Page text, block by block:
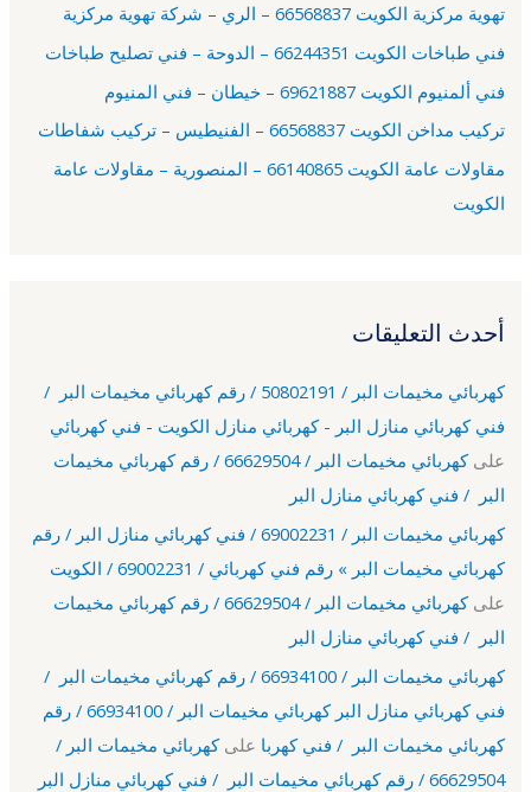
ن
:
تهوية مركزية الكويت 66568837 – الري – شركة تهوية مركزية
فني طباخات الكويت 66244351 – الدوحة – فني تصليح طباخات
فني ألمنيوم الكويت 69621887 – خيطان – فني المنيوم
تركيب مداخن الكويت 66568837 – الفنيطيس – تركيب شفاطات
مقاولات عامة الكويت 66140865 – المنصورية – مقاولات عامة
الكويت
أحدث التعليقات
كهربائي مخيمات البر / 50802191 / رقم كهربائي مخيمات البر /
فني كهربائي منازل البر - كهربائي منازل الكويت - فني كهربائي
على
كهربائي مخيمات البر / 66629504 / رقم كهربائي مخيمات
البر / فني كهربائي منازل البر
كهربائي مخيمات البر / 69002231 / فني كهربائي منازل البر / رقم
كهربائي مخيمات البر » رقم فني كهربائي / 69002231 / الكويت
على
كهربائي مخيمات البر / 66629504 / رقم كهربائي مخيمات
البر / فني كهربائي منازل البر
كهربائي مخيمات البر / 66934100 / رقم كهربائي مخيمات البر /
فني كهربائي منازل البر كهربائي مخيمات البر / 66934100 / رقم
كهربائي مخيمات البر / فني كهربا علىكهربائي مخيمات البر /
66629504 / رقم كهربائي مخيمات البر / فني كهربائي منازل البر